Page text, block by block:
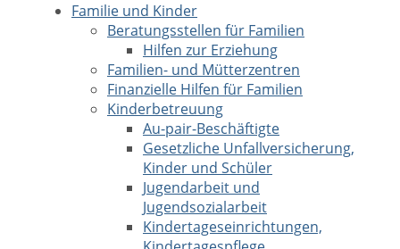
Familie und Kinder
Beratungsstellen für Familien
Hilfen zur Erziehung
Familien- und Mütterzentren
Finanzielle Hilfen für Familien
Kinderbetreuung
Au-pair-Beschäftigte
Gesetzliche Unfallversicherung,
Kinder und Schüler
Jugendarbeit und
Jugendsozialarbeit
Kindertageseinrichtungen,